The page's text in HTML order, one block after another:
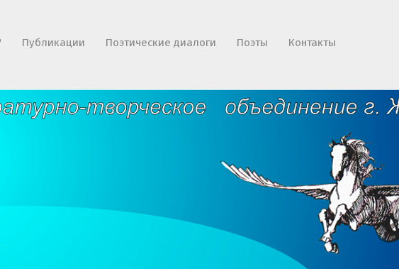
Публикации Поэтические диалоги Поэты Контакты